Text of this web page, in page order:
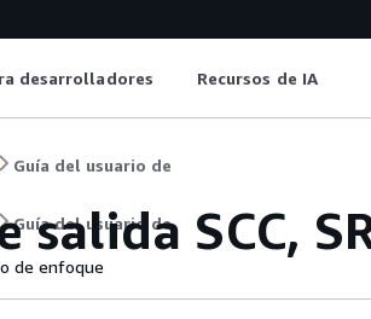
desarrolladores Recursos de IA
Guía del usuario de
Guía del usuario deSCC,
de enfoque